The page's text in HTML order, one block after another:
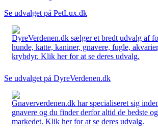
Se udvalget på PetLux.dk
DyreVerdenen.dk sælger et bredt udvalg af
hunde, katte, kaniner, gnavere, fugle,
krybdyr. Klik her for at se deres udvalg.
Se udvalget på DyreVerdenen.dk
Gnaververdenen.dk har specialiseret sig
gnavere og du finder derfor altid de bedste
markedet. Klik her for at se deres udvalg.